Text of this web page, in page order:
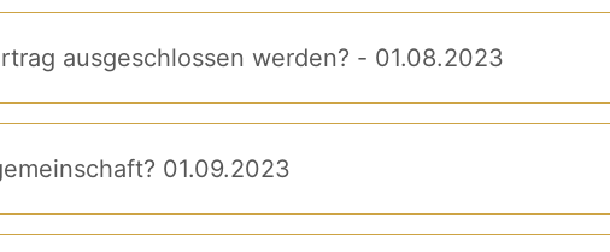
ausgeschlossen werden? - 01.08.2023
01.09.2023